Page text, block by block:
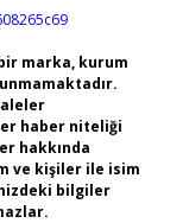
marka, kurum
haber niteliği
hakkında
ve kişiler ile isim
bilgiler